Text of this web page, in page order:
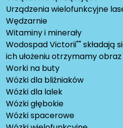
Urządzenia wielofunkcyjne
Wędzarnie
Witaminy i minerały
Wodospad Victorii"" składają
ich ułożeniu otrzymamy
Worki na buty
Wózki dla bliźniaków
Wózki dla lalek
Wózki głębokie
Wózki spacerowe